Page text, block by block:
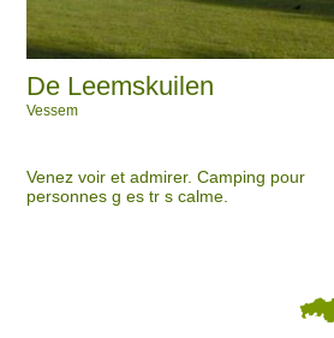
De Leemskuilen
Vessem
Venez voir et admirer. Camping pour
personnes g es tr s calme.